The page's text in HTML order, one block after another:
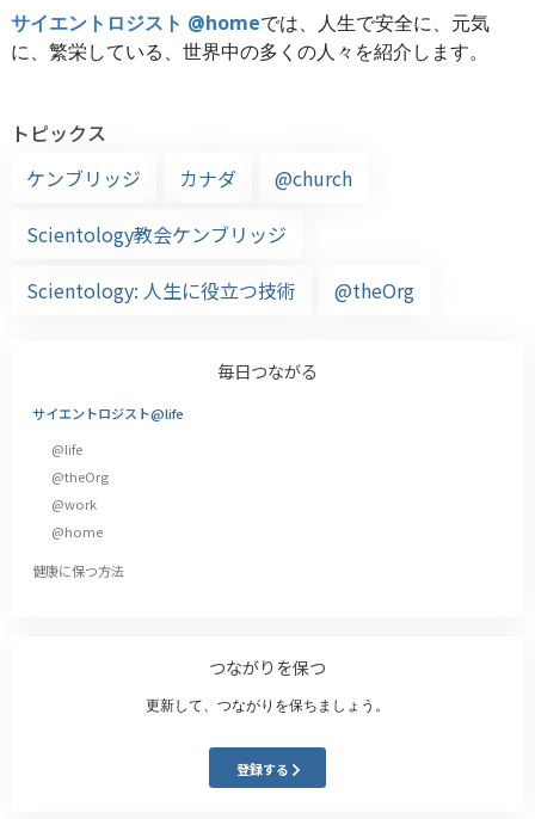
サイエントロジスト @homeでは、人生で安全に、元気
に、繁栄している、世界中の多くの人々を紹介します。
トピックス
ケンブリッジ
カナダ
@church
Scientology教会ケンブリッジ
Scientology: 人生に役立つ技術
@theOrg
毎日つながる
サイエントロジスト@life
@life
@theOrg
@work
@home
健康に保つ方法
つながりを保つ
更新して、つながりを保ちましょう。
登録する